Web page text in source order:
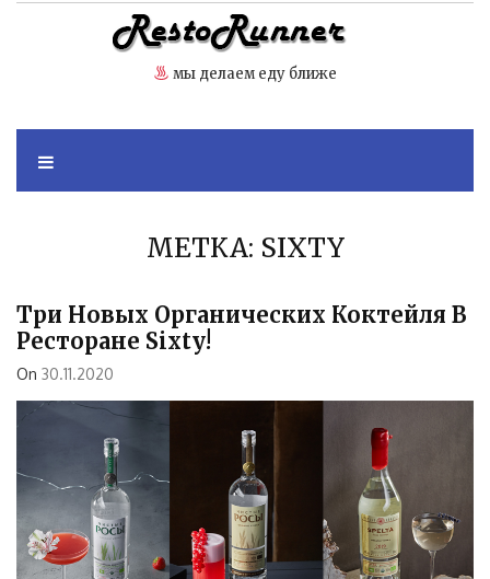
мы делаем еду ближе
МЕТКА: SIXTY
Три Новых Органических Коктейля В
Ресторане Sixty!
On 30.11.2020